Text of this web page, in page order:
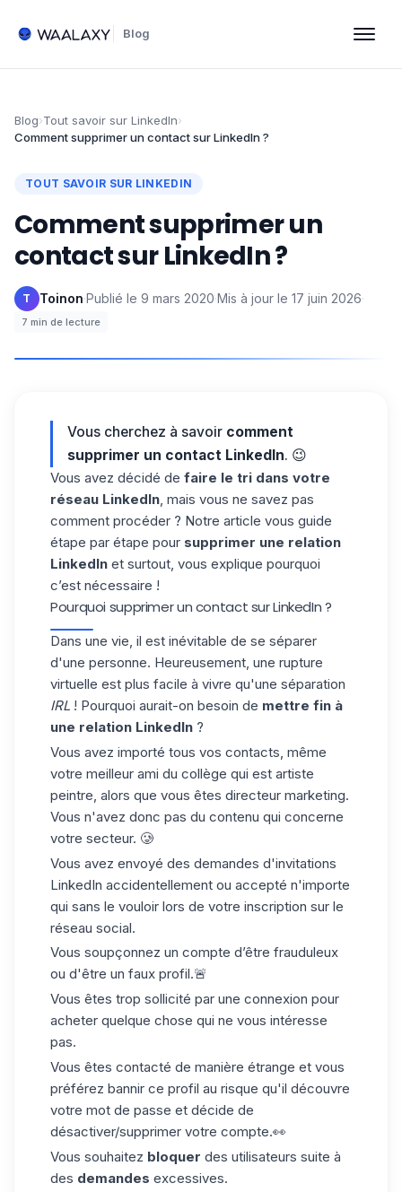
Blog
Blog›Tout savoir sur LinkedIn›
Comment supprimer un contact sur LinkedIn ?
TOUT SAVOIR SUR LINKEDIN
Comment supprimer un
contact sur LinkedIn ?
T Toinon·Publié le 9 mars 2020·Mis à jour le 17 juin 2026·
7 min de lecture
Vous cherchez à savoir comment
supprimer un contact LinkedIn. 😉
Vous avez décidé de faire le tri dans votre
réseau LinkedIn, mais vous ne savez pas
comment procéder ? Notre article vous guide
étape par étape pour supprimer une relation
LinkedIn et surtout, vous explique pourquoi
c’est nécessaire !
Pourquoi supprimer un contact sur LinkedIn ?
Dans une vie, il est inévitable de se séparer
d'une personne. Heureusement, une rupture
virtuelle est plus facile à vivre qu'une séparation
IRL ! Pourquoi aurait-on besoin de mettre fin à
une relation LinkedIn ?
Vous avez importé tous vos contacts, même
votre meilleur ami du collège qui est artiste
peintre, alors que vous êtes directeur marketing.
Vous n'avez donc pas du contenu qui concerne
votre secteur. 🥲
Vous avez envoyé des demandes d'invitations
LinkedIn accidentellement ou accepté n'importe
qui sans le vouloir lors de votre inscription sur le
réseau social.
Vous soupçonnez un compte d’être frauduleux
ou d'être un faux profil.🚨
Vous êtes trop sollicité par une connexion pour
acheter quelque chose qui ne vous intéresse
pas.
Vous êtes contacté de manière étrange et vous
préférez bannir ce profil au risque qu'il découvre
votre mot de passe et décide de
désactiver/supprimer votre compte.👀
Vous souhaitez bloquer des utilisateurs suite à
des demandes excessives.